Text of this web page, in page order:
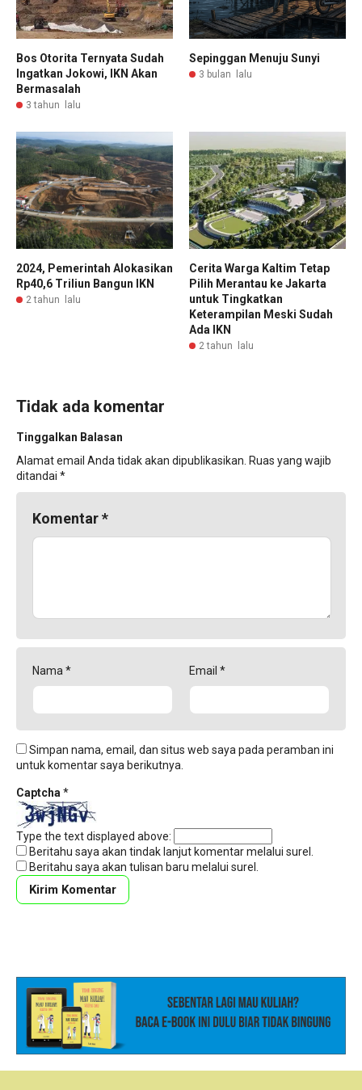
Bos Otorita Ternyata Sudah
Ingatkan Jokowi, IKN Akan
Bermasalah
3 tahun lalu
Sepinggan Menuju Sunyi
3 bulan lalu
2024, Pemerintah Alokasikan
Rp40,6 Triliun Bangun IKN
2 tahun lalu
Cerita Warga Kaltim Tetap
Pilih Merantau ke Jakarta
untuk Tingkatkan
Keterampilan Meski Sudah
Ada IKN
2 tahun lalu
Tidak ada komentar
Tinggalkan Balasan
Alamat email Anda tidak akan dipublikasikan. Ruas yang wajib
ditandai *
Komentar*
Nama* Email *
Simpan nama, email, dan situs web saya pada peramban ini
untuk komentar saya berikutnya.
Captcha*
Type the text displayed above:
Beritahu saya akan tindak lanjut komentar melalui surel.
Beritahu saya akan tulisan baru melalui surel.